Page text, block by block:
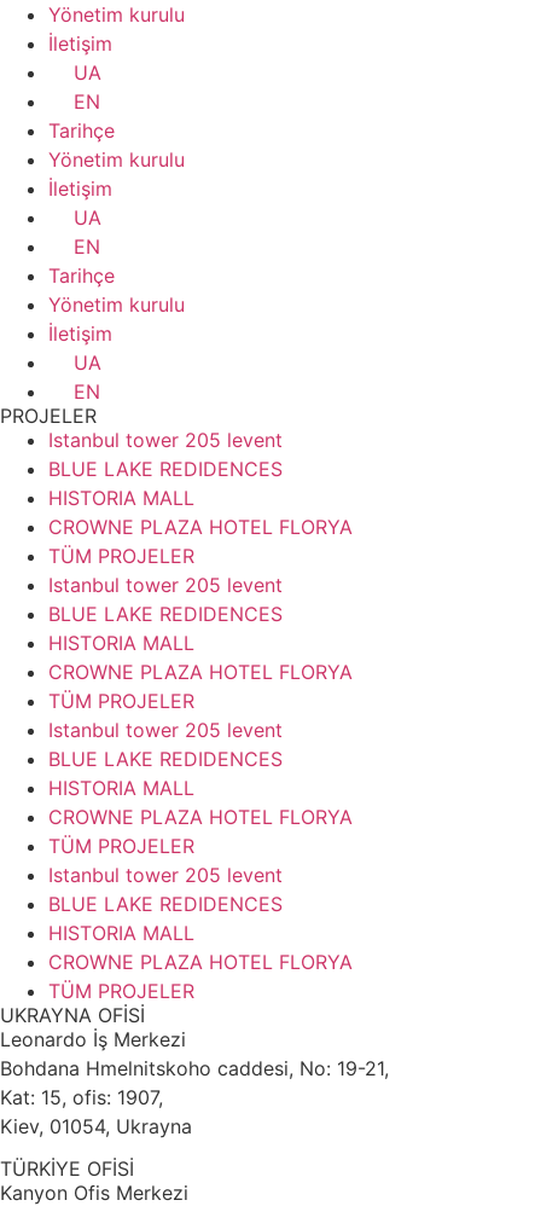
Yönetim kurulu
İletişim
UA
EN
Tarihçe
Yönetim kurulu
İletişim
UA
EN
Tarihçe
Yönetim kurulu
İletişim
UA
EN
PROJELER
Istanbul tower 205 levent
BLUE LAKE REDIDENCES
HISTORIA MALL
CROWNE PLAZA HOTEL FLORYA
TÜM PROJELER
Istanbul tower 205 levent
BLUE LAKE REDIDENCES
HISTORIA MALL
CROWNE PLAZA HOTEL FLORYA
TÜM PROJELER
Istanbul tower 205 levent
BLUE LAKE REDIDENCES
HISTORIA MALL
CROWNE PLAZA HOTEL FLORYA
TÜM PROJELER
Istanbul tower 205 levent
BLUE LAKE REDIDENCES
HISTORIA MALL
CROWNE PLAZA HOTEL FLORYA
TÜM PROJELER
UKRAYNA OFİSİ
Leonardo İş Merkezi
Bohdana Hmelnitskoho caddesi, No: 19-21,
Kat: 15, ofis: 1907,
Kiev, 01054, Ukrayna
TÜRKİYE OFİSİ
Kanyon Ofis Merkezi